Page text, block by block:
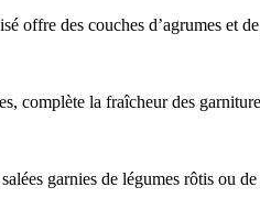
offre des couches d’agrumes et
complète la fraîcheur des
garnies de légumes rôtis ou